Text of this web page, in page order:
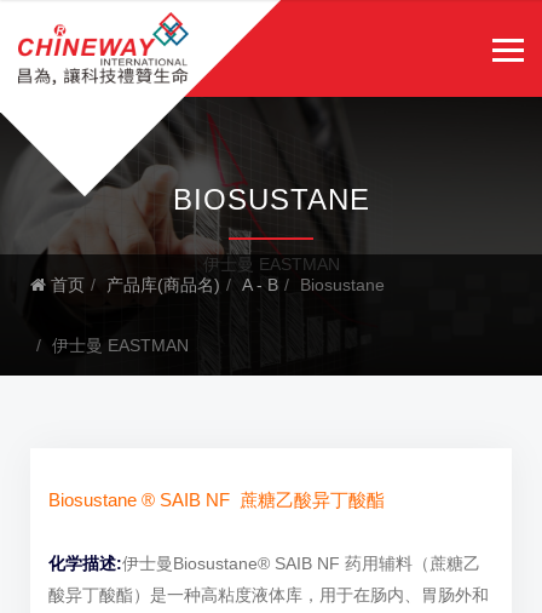
BIOSUSTANE
伊士曼 EASTMAN
首页
产品库(商品名) A - B Biosustane
伊士曼 EASTMAN
Biosustane ® SAIB NF 蔗糖乙酸异丁酸酯
化学描述:伊士曼Biosustane® SAIB NF 药用辅料（蔗糖乙
酸异丁酸酯）是一种高粘度液体库，用于在肠内、胃肠外和